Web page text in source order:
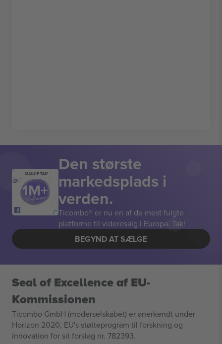
MANGE TAK! Den største
markedsplads i
verden.
Ticombo® er nu en af de mest fulgte
platforme til videresalg i Europa. Tak!
BEGYND AT SÆLGE
Seal of Excellence af EU-
Kommissionen
Ticombo GmbH (moderselskabet) er anerkendt under
Horizon 2020, EU's støtteprogram til forskning og
innovation for sit forslag nr. 782393.